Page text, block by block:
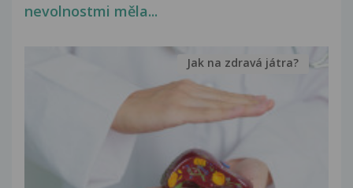
nevolnostmi měla...
Jak na zdravá játra?